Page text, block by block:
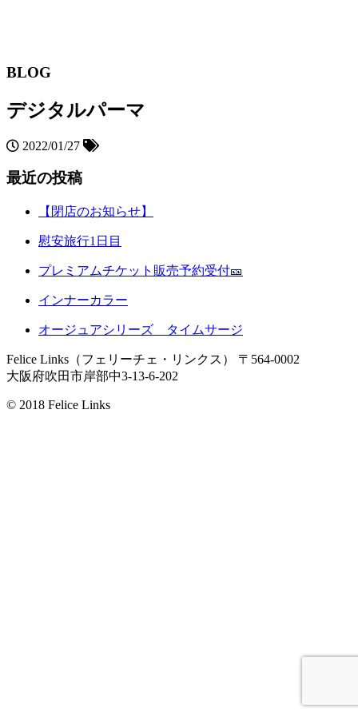
BLOG
デジタルパーマ
2022/01/27
最近の投稿
【閉店のお知らせ】
慰安旅行1日目
プレミアムチケット販売予約受付🎫
インナーカラー
オージュアシリーズ タイムサージ
Felice Links（フェリーチェ・リンクス）
〒564-0002
大阪府吹田市岸部中3-13-6-202
© 2018 Felice Links